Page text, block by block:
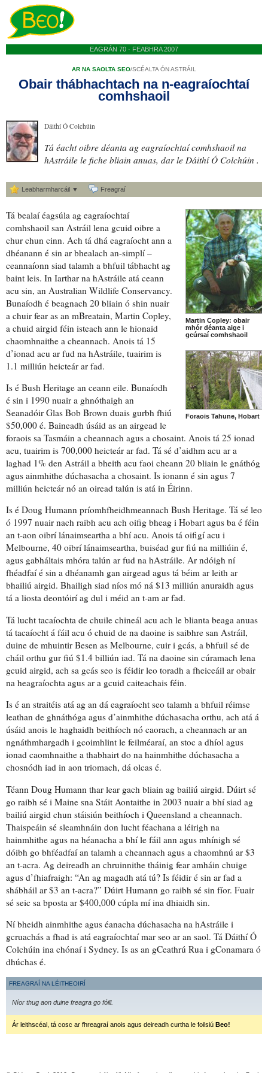
EAGRÁN 70 · FEABHRA 2007
AR NA SAOLTA SEO/SCÉALTA ÓN ASTRÁIL
Obair thábhachtach na n-eagraíochtaí
comhshaoil
Dáithí Ó Colchúin
Tá éacht oibre déanta ag eagraíochtaí comhshaoilna
hAstráile le fiche bliain anuas, dar le Dáithí Ó Colchúin .
Leabharmharcáil ▼ Freagraí
Martin Copley: obair
mhór déanta aige i
gcúrsaí comhshaoil
Foraois Tahune, Hobart
Tá bealaí éagsúla ag eagraíochtaí
comhshaoil san Astráil lena gcuid oibre a
chur chun cinn. Ach tá dhá eagraíocht ann a
dhéanann é sin ar bhealach an-simplí –
ceannaíonn siad talamh a bhfuil tábhacht ag
baint leis. In Iarthar na hAstráile atá ceann
acu sin, an Australian Wildlife Conservancy.
Bunaíodh é beagnach 20 bliain ó shin nuair
a chuir fear as an mBreatain, Martin Copley,
a chuid airgid féin isteach ann le hionaid
chaomhnaithe a cheannach. Anois tá 15
d’ionad acu ar fud na hAstráile, tuairim is
1.1 milliún heicteár ar fad.
Is é Bush Heritage an ceann eile. Bunaíodh
é sin i 1990 nuair a ghnóthaigh an
Seanadóir Glas Bob Brown duais gurbh fhiú
$50,000 é. Baineadh úsáid as an airgead le
foraois sa Tasmáin a cheannach agus a chosaint. Anois tá 25 ionad
acu, tuairim is 700,000 heicteár ar fad. Tá sé d’aidhm acu ar a
laghad 1% den Astráil a bheith acu faoi cheann 20 bliain le gnáthóg
agus ainmhithe dúchasacha a chosaint. Is ionann é sin agus 7
milliún heicteár nó an oiread talún is atá in Éirinn.
Is é Doug Humann príomhfheidhmeannach Bush Heritage. Tá sé leo
ó 1997 nuair nach raibh acu ach oifig bheag i Hobart agus ba é féin
an t-aon oibrí lánaimseartha a bhí acu. Anois tá oifigí acu i
Melbourne, 40 oibrí lánaimseartha, buiséad gur fiú na milliúin é,
agus gabháltais mhóra talún ar fud na hAstráile. Ar ndóigh ní
fhéadfaí é sin a dhéanamh gan airgead agus tá béim ar leith ar
bhailiú airgid. Bhailigh siad níos mó ná $13 milliún anuraidh agus
tá a liosta deontóiríag dul i méid an t-am ar fad.
Tá lucht tacaíochta de chuile chineál acu ach le blianta beaga anuas
tá tacaíocht á fáil acu ó chuid de na daoine is saibhre san Astráil,
duine de mhuintir Besen as Melbourne, cuir i gcás, a bhfuil sé de
cháil orthu gur fiú $1.4 billiún iad. Tá na daoine sin cúramach lena
gcuid airgid, ach sa gcás seo is féidir leo toradh a fheiceáil ar obair
na heagraíochta agus ar a gcuid caiteachais féin.
Is é an straitéis atá ag an dá eagraíocht seo talamh a bhfuil réimse
leathan de ghnáthóga agus d’ainmhithe dúchasacha orthu, ach atá á
úsáid anois le haghaidh beithíoch nó caorach, a cheannach ar an
ngnáthmhargadh i gcoimhlint le feilméaraí, an stoc a dhíol agus
ionad caomhnaithe a thabhairt do na hainmhithe dúchasacha a
chosnódh iad in aon triomach, dá olcas é.
Téann Doug Humann thar lear gach bliain ag bailiú airgid. Dúirt sé
go raibh sé i Maine sna Stáit Aontaithe in 2003 nuair a bhí siad ag
bailiú airgid chun stáisiún beithíoch i Queensland a cheannach.
Thaispeáin sé sleamhnáin don lucht féachana a léirigh na
hainmhithe agus na héanacha a bhí le fáil ann agus mhínigh sé
dóibh go bhféadfaí an talamh a cheannach agus a chaomhnú ar $3
an t-acra. Ag deireadh an chruinnithe tháinig fear amháin chuige
agus d’fhiafraigh: “An ag magadh atá tú? Is féidir é sin ar fad a
shábháil ar $3 an t-acra?” Dúirt Humann go raibh sé sin fíor. Fuair
sé seic sa bposta ar $400,000 cúpla mí ina dhiaidh sin.
Ní bheidh ainmhithe agus éanacha dúchasacha na hAstráile i
gcruachás a fhad is atá eagraíochtaí mar seo ar an saol. Tá Dáithí Ó
Colchúin ina chónaí i Sydney. Is as an gCeathrú Rua i gConamara ó
dhúchas é.
FREAGRAÍ NA LÉITHEOIRÍ